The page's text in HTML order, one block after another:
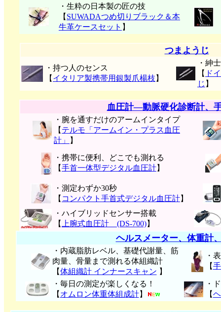
・生粋の日本製の匠の技
【 SUWADAつめ切りブラック＆本
牛革ケースセット 】
つまようじ
・持つ人のセンス
【 イタリア製携帯用銀製爪楊枝 】
・紳
【 ド
じ 】
血圧計―動脈硬化診断計、
・腕を通すだけのアームインタイプ
【 テルモ「アームイン・プラス血圧
計」
】
・携帯に便利、どこでも測れる
【手首一体型デジタル血圧計】
・測定わずか30秒
【 コンパクト手首式デジタル血圧計】
・ハイブリッドセンサー搭載
【
上腕式血圧計 (DS-700)】
ヘルスメーター、体重計
・内蔵脂肪レベル、基礎代謝量、筋
肉量、骨量まで測れる体組織計
【体組織計 インナースキャン 】
・
【
・毎日の測定が楽しくなる！
【 オムロン体重体組成計】
・
【